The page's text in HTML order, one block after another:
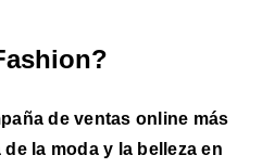
de ventas online más
la moda y la belleza en